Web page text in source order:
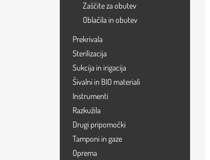
Zaščite za obutev
Oblačila in obutev
Prekrivala
Sterilizacija
Sukcija in irigacija
Šivalni in BIO materiali
Instrumenti
Razkužila
Drugi pripomočki
Tamponi in gaze
Oprema